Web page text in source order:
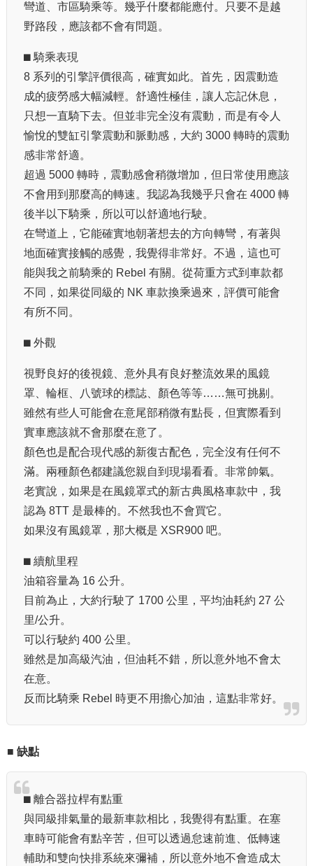
彎道、市區騎乘等。幾乎什麼都能應付。只要不是越
野路段，應該都不會有問題。
⬛︎ 騎乘表現
8 系列的引擎評價很高，確實如此。首先，因震動造
成的疲勞感大幅減輕。舒適性極佳，讓人忘記休息，
只想一直騎下去。但並非完全沒有震動，而是有令人
愉悅的雙缸引擎震動和脈動感，大約 3000 轉時的震動
感非常舒適。
超過 5000 轉時，震動感會稍微增加，但日常使用應該
不會用到那麼高的轉速。我認為我幾乎只會在 4000 轉
後半以下騎乘，所以可以舒適地行駛。
在彎道上，它能確實地朝著想去的方向轉彎，有著與
地面確實接觸的感覺，我覺得非常好。不過，這也可
能與我之前騎乘的 Rebel 有關。從荷重方式到車款都
不同，如果從同級的 NK 車款換乘過來，評價可能會
有所不同。
⬛︎ 外觀
視野良好的後視鏡、意外具有良好整流效果的風鏡
罩、輪框、八號球的標誌、顏色等等……無可挑剔。
雖然有些人可能會在意尾部稍微有點長，但實際看到
實車應該就不會那麼在意了。
顏色也是配合現代感的新復古配色，完全沒有任何不
滿。兩種顏色都建議您親自到現場看看。非常帥氣。
老實說，如果是在風鏡罩式的新古典風格車款中，我
認為 8TT 是最棒的。不然我也不會買它。
如果沒有風鏡罩，那大概是 XSR900 吧。
⬛︎ 續航里程
油箱容量為 16 公升。
目前為止，大約行駛了 1700 公里，平均油耗約 27 公
里/公升。
可以行駛約 400 公里。
雖然是加高級汽油，但油耗不錯，所以意外地不會太
在意。
反而比騎乘 Rebel 時更不用擔心加油，這點非常好。
■ 缺點
⬛︎ 離合器拉桿有點重
與同級排氣量的最新車款相比，我覺得有點重。在塞
車時可能會有點辛苦，但可以透過怠速前進、低轉速
輔助和雙向快排系統來彌補，所以意外地不會造成太